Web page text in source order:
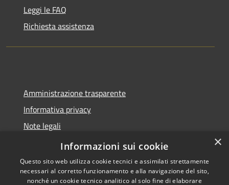
Leggi le FAQ
Richiesta assistenza
Amministrazione trasparente
Informativa privacy
Note legali
Dichiarazione di accessibilità
×
Informazioni sui cookie
Questo sito web utilizza cookie tecnici e assimilati strettamente
necessari al corretto funzionamento e alla navigazione del sito,
nonché un cookie tecnico analitico al solo fine di elaborare